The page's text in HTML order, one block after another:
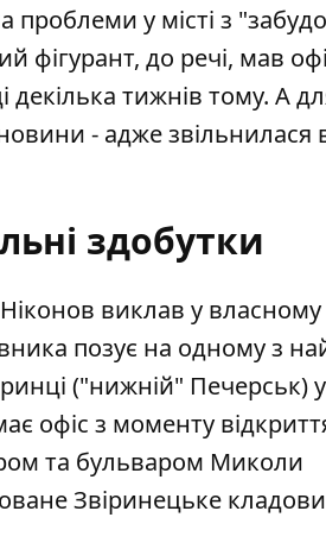
проблеми у місті з
фігурант, до речі, мав
тижнів тому. А
- адже звільнилася
здобутки
виклав у
позує на одному з
("нижній" Печерськ)
офіс з моменту
та бульваром Миколи
Звіринецьке